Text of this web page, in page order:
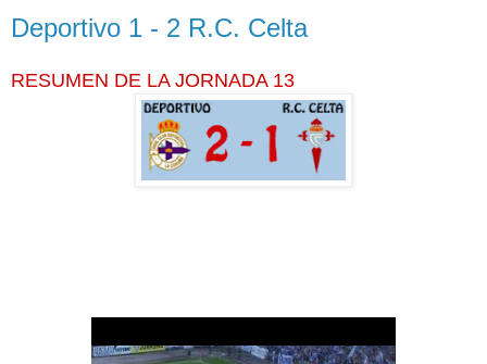
Deportivo 1 - 2 R.C. Celta
RESUMEN DE LA JORNADA 13